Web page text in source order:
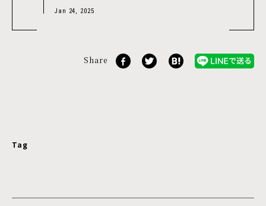
チェック！｜ Copenhagen Fashion
Jan 24, 2025
Share
Tag